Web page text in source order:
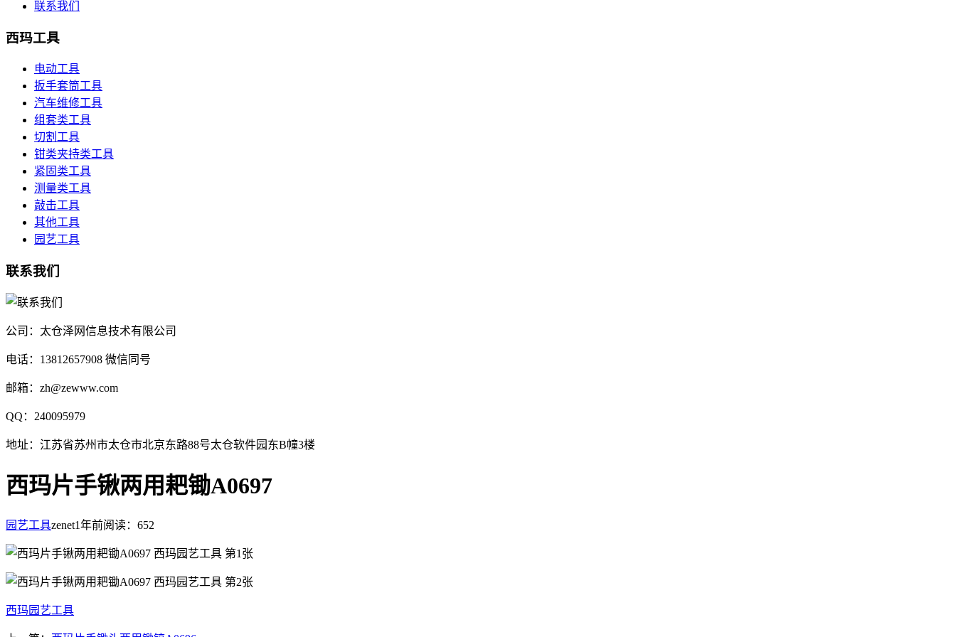
联系我们
西玛工具
电动工具
扳手套筒工具
汽车维修工具
组套类工具
切割工具
钳类夹持类工具
紧固类工具
测量类工具
敲击工具
其他工具
园艺工具
联系我们
公司：太仓泽网信息技术有限公司
电话：13812657908 微信同号
邮箱：zh@zewww.com
QQ：240095979
地址：江苏省苏州市太仓市北京东路88号太仓软件园东B幢3楼
西玛片手锹两用耙锄A0697
园艺工具zenet1年前阅读：652
西玛园艺工具